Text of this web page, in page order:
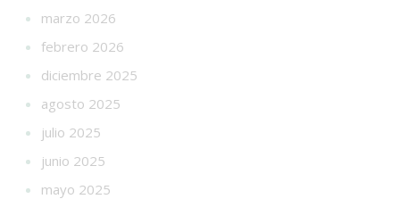
marzo 2026
febrero 2026
diciembre 2025
agosto 2025
julio 2025
junio 2025
mayo 2025